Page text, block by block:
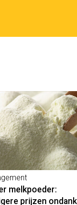
melkpoeder:
prijzen